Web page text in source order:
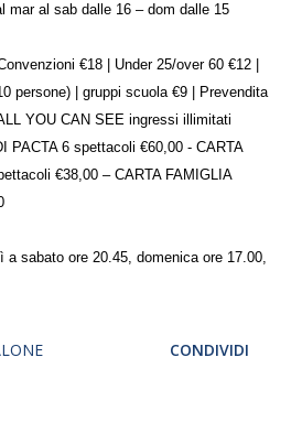
mar al sab dalle 16 – dom dalle 15
€18 | Under 25/over 60 €12 |
persone) | gruppi scuola €9 | Prevendita
YOU CAN SEE ingressi illimitati
PACTA 6 spettacoli €60,00 - CARTA
€38,00 – CARTA FAMIGLIA
sabato ore 20.45, domenica ore 17.00,
CONDIVIDI